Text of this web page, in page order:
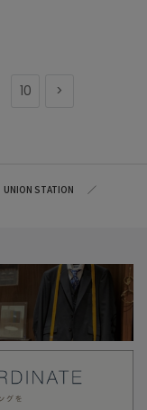
10
UNION STATION